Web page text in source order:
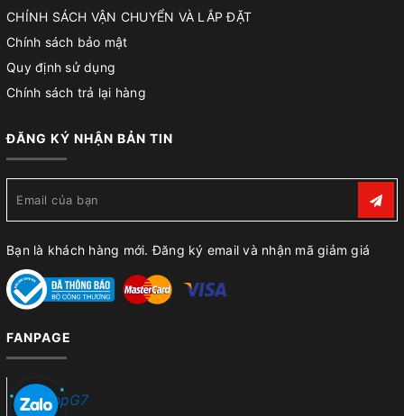
CHÍNH SÁCH VẬN CHUYỂN VÀ LẮP ĐẶT
Chính sách bảo mật
Quy định sử dụng
Chính sách trả lại hàng
ĐĂNG KÝ NHẬN BẢN TIN
Bạn là khách hàng mới. Đăng ký email và nhận mã giảm giá
FANPAGE
ShopG7